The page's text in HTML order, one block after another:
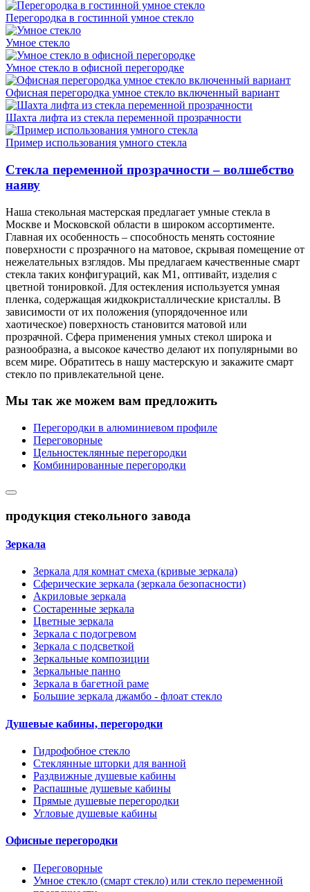
Перегородка в гостинной умное стекло
Умное стекло
Умное стекло в офисной перегородке
Офисная перегородка умное стекло включенный вариант
Шахта лифта из стекла переменной прозрачности
Пример использования умного стекла
Стекла переменной прозрачности – волшебство
наяву
Наша стекольная мастерская предлагает умные стекла в
Москве и Московской области в широком ассортименте.
Главная их особенность – способность менять состояние
поверхности с прозрачного на матовое, скрывая помещение от
нежелательных взглядов. Мы предлагаем качественные смарт
стекла таких конфигураций, как М1, оптивайт, изделия с
цветной тонировкой. Для остекления используется умная
пленка, содержащая жидкокристаллические кристаллы. В
зависимости от их положения (упорядоченное или
хаотическое) поверхность становится матовой или
прозрачной. Сфера применения умных стекол широка и
разнообразна, а высокое качество делают их популярными во
всем мире. Обратитесь в нашу мастерскую и закажите смарт
стекло по привлекательной цене.
Мы так же можем вам предложить
Перегородки в алюминиевом профиле
Переговорные
Цельностеклянные перегородки
Комбинированные перегородки
продукция стекольного завода
Зеркала
Зеркала для комнат смеха (кривые зеркала)
Сферические зеркала (зеркала безопасности)
Акриловые зеркала
Состаренные зеркала
Цветные зеркала
Зеркала с подогревом
Зеркала с подсветкой
Зеркальные композиции
Зеркальные панно
Зеркала в багетной раме
Большие зеркала джамбо - флоат стекло
Душевые кабины, перегородки
Гидрофобное стекло
Стеклянные шторки для ванной
Раздвижные душевые кабины
Распашные душевые кабины
Прямые душевые перегородки
Угловые душевые кабины
Офисные перегородки
Переговорные
Умное стекло (смарт стекло) или стекло переменной